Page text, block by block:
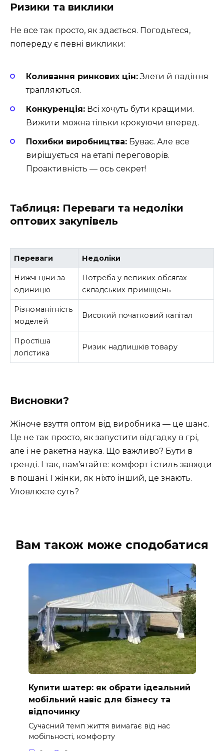
Ризики та виклики
Не все так просто, як здається. Погодьтеся,
попереду є певні виклики:
Коливання ринкових цін:Злети й падіння
трапляються.
Конкуренція: Всі хочуть бути кращими.
Вижити можна тільки крокуючи вперед.
Похибки виробництва: Буває. Але все
вирішується на етапі переговорів.
Проактивність — ось секрет!
Таблиця: Переваги та недоліки
оптових закупівель
Переваги Недоліки
Нижчі ціни за
одиницю
Потреба у великих обсягах
складських приміщень
Різноманітність
моделей
Високий початковий капітал
Простіша
логістика
Ризик надлишків товару
Висновки?
Жіноче взуття оптом від виробника — це шанс.
Це не так просто, як запустити відгадку в грі,
але і не ракетна наука. Що важливо? Бути в
тренді. І так, пам’ятайте: комфорт і стиль завжди
в пошані. І жінки, як ніхто інший, це знають.
Уловлюєте суть?
Вам також може сподобатися
Купити шатер: як обрати ідеальний
мобільний навіс для бізнесу та
відпочинку
Сучасний темп життя вимагає від нас
мобільності, комфорту